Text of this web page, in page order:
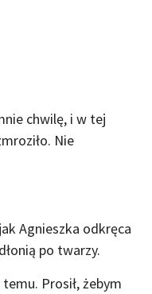
chwilę, i w tej
Nie
Agnieszka odkręca
po twarzy.
Prosił, żebym